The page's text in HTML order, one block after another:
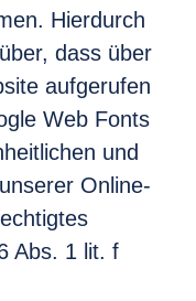
Hierdurch
dass über
aufgerufen
Web Fonts
und
Online-
Abs. 1 lit. f